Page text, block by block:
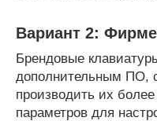
Вариант 2:
Брендовые
дополнительным ПО,
производить их
параметров для